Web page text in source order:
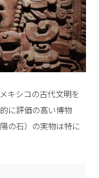
キシコの古代文明を
に評価の高い博物
の石）の実物は特に